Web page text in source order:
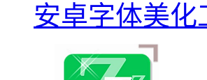
安卓字体美